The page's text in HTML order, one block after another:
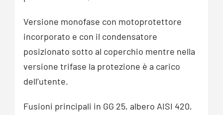
Versione monofase con motoprotettore
incorporato e con il condensatore
posizionato sotto al coperchio mentre nella
versione trifase la protezione è a carico
dell’utente.
Fusioni principali in GG 25, albero AISI 420,